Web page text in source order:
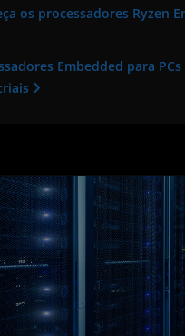
os processadores Ryzen
Embedded para PCs